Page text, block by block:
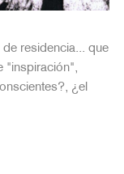
de residencia... que
"inspiración",
¿el